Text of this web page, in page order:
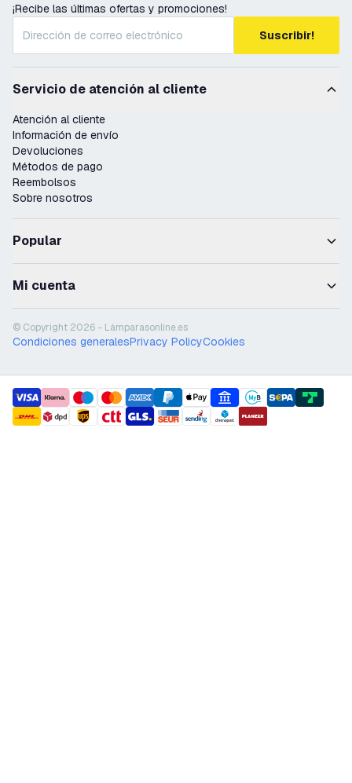
¡Recibe las últimas ofertas y promociones!
Suscribir!
Servicio de atención al cliente
Atención al cliente
Información de envío
Devoluciones
Métodos de pago
Reembolsos
Sobre nosotros
Popular
Mi cuenta
© Copyright 2026 - Lámparasonline.es
Condiciones generalesPrivacy PolicyCookies
payment methods
shipment methods